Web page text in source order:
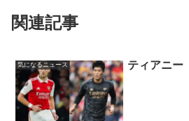
関連記事
気になるニュース ティアニー